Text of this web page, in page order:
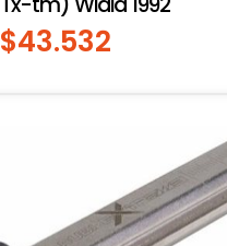
$43.532